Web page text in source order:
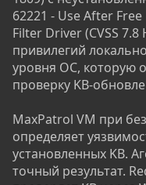
62221 - Use After
Filter Driver (CVSS
привилегий
уровня ОС, которую
проверку KB-
MaxPatrol VM при
определяет
установленных KB.
точный результат.